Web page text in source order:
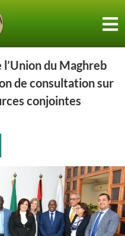
du Maghreb
de consultation sur
conjointes